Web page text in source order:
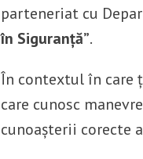
parteneriat cu
în Siguranță”.
În contextul în care
care cunosc
cunoașterii corecte